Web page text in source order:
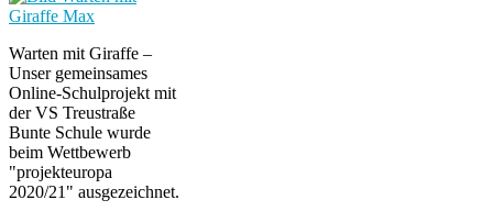
Warten mit Giraffe –
Unser gemeinsames
Online-Schulprojekt mit
der VS Treustraße
Bunte Schule wurde
beim Wettbewerb
"projekteuropa
2020/21" ausgezeichnet.